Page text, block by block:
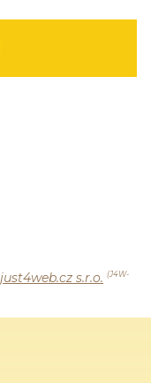
just4web.cz s.r.o. (J4W-